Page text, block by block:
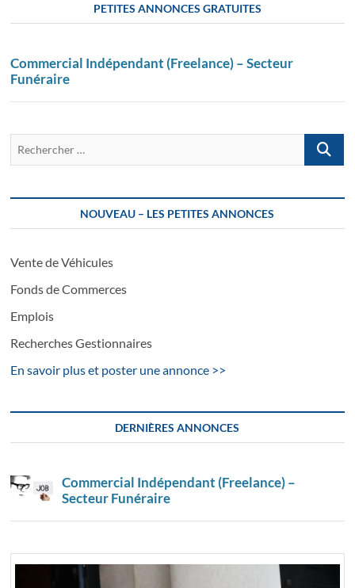
PETITES ANNONCES GRATUITES
Commercial Indépendant (Freelance) – Secteur
Funéraire
…
NOUVEAU – LES PETITES ANNONCES
Vente de Véhicules
Fonds de Commerces
Emplois
Recherches Gestionnaires
En savoir plus et poster une annonce >>
DERNIÈRES ANNONCES
Commercial Indépendant (Freelance) –
Secteur Funéraire